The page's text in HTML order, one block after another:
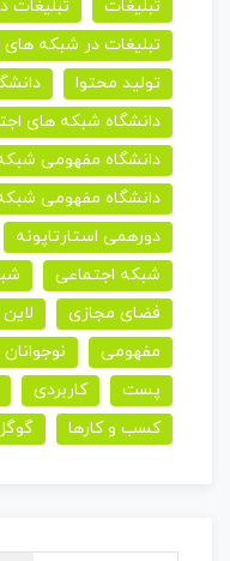
تبلیغات
تبلیغات
تبلیغات در شبکه های
تولید محتوا
دانشگاه شبکه های
دانشگاه مفهومی
دانشگاه مفهومی
دورهمی استارتاپونه
شبکه اجتماعی
فضای مجازی
مفهومی
نوجوانان
پست
کاربردی
کسب و کارها